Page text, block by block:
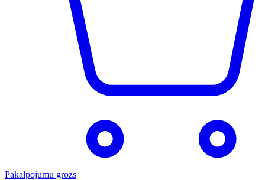
Pakalpojumu grozs